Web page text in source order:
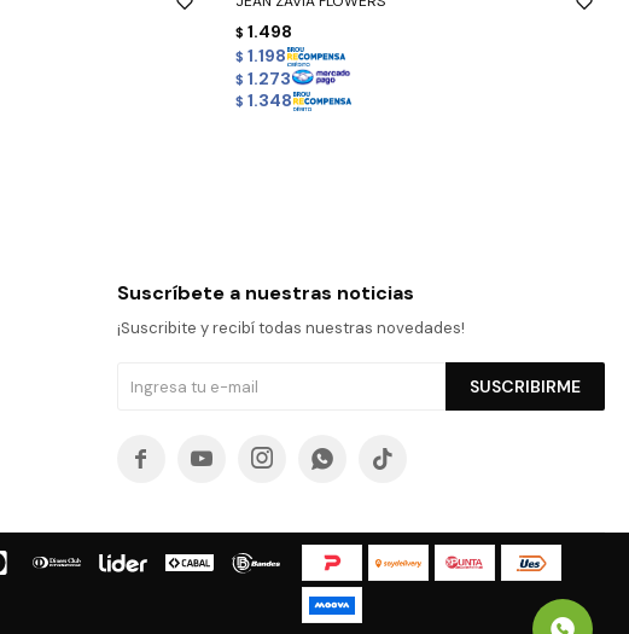
$ 1.498
$ 1.198
$ 1.273
$ 1.348
Suscríbete a nuestras noticias
¡Suscribite y recibí todas nuestras novedades!
SUSCRIBIRME
    